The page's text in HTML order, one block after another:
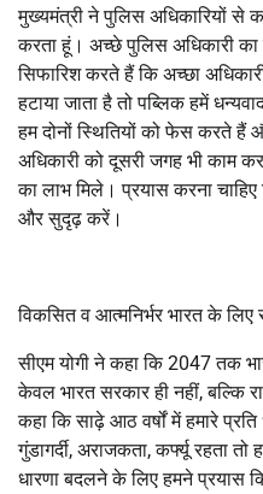
मुख्यमंत्री ने पुलिस अधिकारियों
करता हूं। अच्छे पुलिस अधिकारी
सिफारिश करते हैं कि अच्छा
हटाया जाता है तो पब्लिक हमें
हम दोनों स्थितियों को फेस करते
अधिकारी को दूसरी जगह भी काम
का लाभ मिले। प्रयास करना
और सुदृढ़ करें।
विकसित व आत्मनिर्भर भारत के लिए
सीएम योगी ने कहा कि 2047 तक
केवल भारत सरकार ही नहीं, बल्कि
कहा कि साढ़े आठ वर्षों में हमारे
गुंडागर्दी, अराजकता, कर्फ्यू रहता तो
धारणा बदलने के लिए हमने प्रयास